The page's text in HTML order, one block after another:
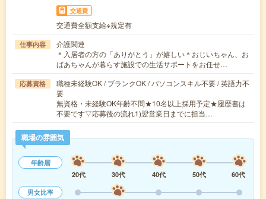
交通費
交通費全額支給※規定有
仕事内容
介護関連
＊入居者の方の「ありがとう」が嬉しい＊おじいちゃん、お
ばあちゃんが暮らす施設での生活サポートをお任せ…
応募資格
職種未経験OK / ブランクOK / パソコンスキル不要 / 英語力不
要
無資格・未経験OK年齢不問★10名以上採用予定★履歴書は
不要です▽応募後の流れ1)翌営業日までに担当…
職場の雰囲気
年齢層
20代
30代 40代 50代
60代
男女比率